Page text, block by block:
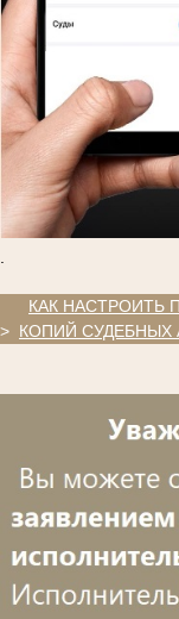
>
КАК НАСТРОИТЬ
КОПИЙ СУДЕБНЫХ